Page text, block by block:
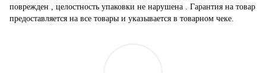
поврежден , целостность упаковки не нарушена . Гарантия на товар
предоставляется на все товары и указывается в товарном чеке.